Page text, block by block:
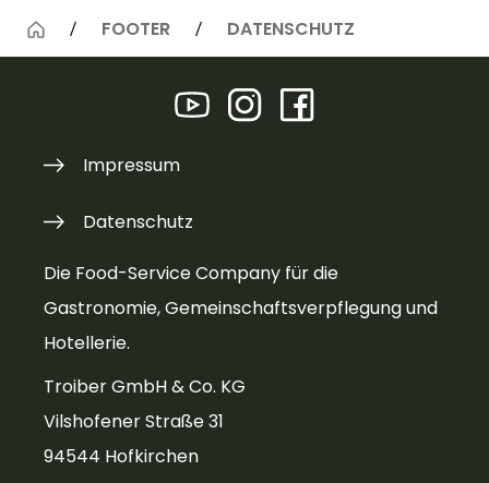
FOOTER DATENSCHUTZ
Die Food-Service Company für die
Gastronomie, Gemeinschaftsverpflegung und
Hotellerie.
Troiber GmbH & Co. KG
Vilshofener Straße 31
94544 Hofkirchen
Impressum
Datenschutz